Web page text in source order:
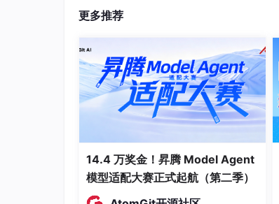
更多推荐
14.4 万奖金！昇腾 Model Agent
模型适配大赛正式起航（第二季）